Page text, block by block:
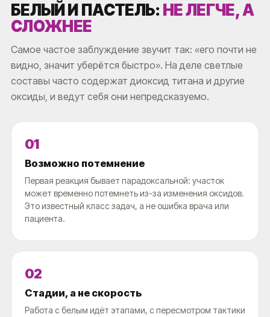
БЕЛЫЙ И ПАСТЕЛЬ:НЕ ЛЕГЧЕ, А
СЛОЖНЕЕ
Самое частое заблуждение звучит так: «его почти не
видно, значит уберётся быстро». На деле светлые
составы часто содержат диоксид титана и другие
оксиды, и ведут себя они непредсказуемо.
01
Возможно потемнение
Первая реакция бывает парадоксальной: участок
может временно потемнеть из-за изменения оксидов.
Это известный класс задач, а не ошибка врача или
пациента.
02
Стадии, а не скорость
Работа с белым идёт этапами, с пересмотром тактики